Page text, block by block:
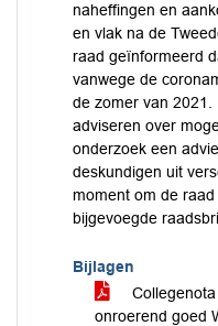
naheffingen en
en vlak na de
raad geïnformeerd
vanwege de
de zomer van 2021.
adviseren over
onderzoek een
deskundigen uit
moment om de
bijgevoegde
Bijlagen
onroerend goed